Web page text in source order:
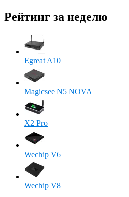
Рейтинг за неделю
Egreat A10
Magicsee N5 NOVA
X2 Pro
Wechip V6
Wechip V8